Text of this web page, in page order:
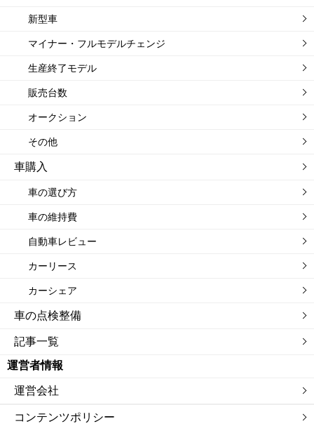
新型車
マイナー・フルモデルチェンジ
生産終了モデル
販売台数
オークション
その他
車購入
車の選び方
車の維持費
自動車レビュー
カーリース
カーシェア
車の点検整備
記事一覧
運営者情報
運営会社
コンテンツポリシー